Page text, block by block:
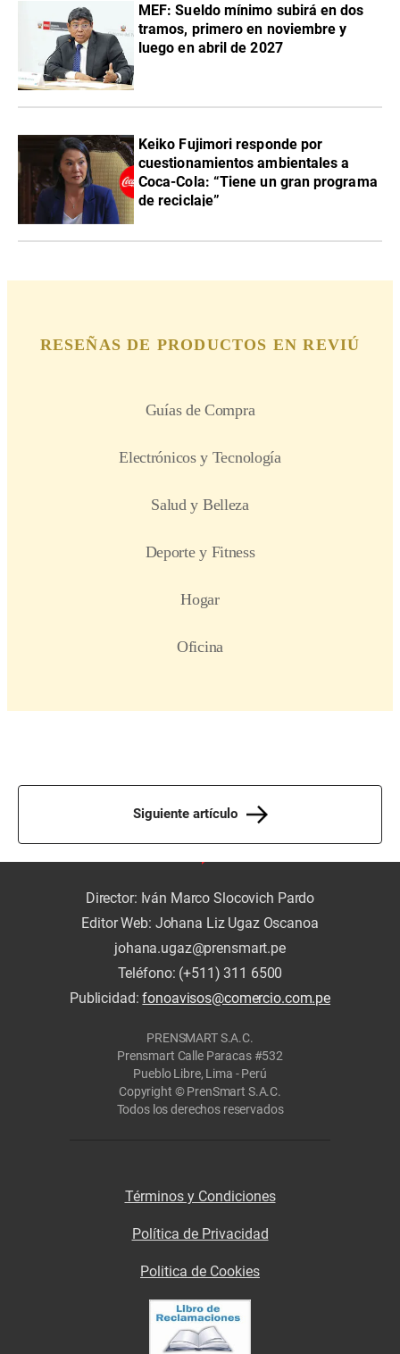
MEF: Sueldo mínimo subirá en dos
tramos, primero en noviembre y
luego en abril de 2027
Keiko Fujimori responde por
cuestionamientos ambientales a
Coca-Cola: “Tiene un gran programa
de reciclaje”
Siguiente artículo
Director: Iván Marco Slocovich Pardo
Editor Web: Johana Liz Ugaz Oscanoa
johana.ugaz@prensmart.pe
Teléfono: (+511) 311 6500
Publicidad:fonoavisos@comercio.com.pe
PRENSMART S.A.C.
Prensmart Calle Paracas #532
Pueblo Libre, Lima - Perú
Copyright © PrenSmart S.A.C.
Todos los derechos reservados
Términos y Condiciones
Política de Privacidad
Politica de Cookies